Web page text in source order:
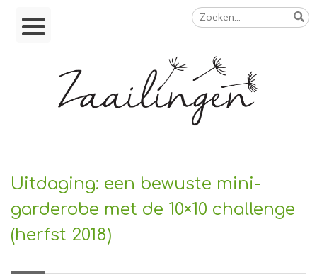
Skip
Zoeken
naar:
Uitdaging: een bewuste mini-
garderobe met de 10×10 challenge
(herfst 2018)